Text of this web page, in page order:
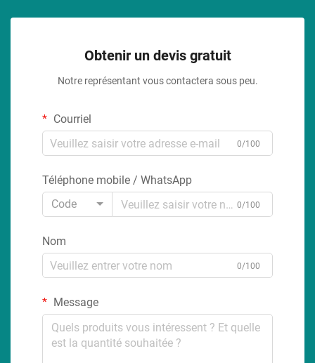
Obtenir un devis gratuit
Notre représentant vous contactera sous peu.
Courriel
0/100
Téléphone mobile / WhatsApp
Code
0/100
Nom
0/100
Message